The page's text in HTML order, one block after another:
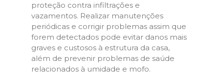
proteção contra infiltrações e
vazamentos. Realizar manutenções
periódicas e corrigir problemas assim que
forem detectados pode evitar danos mais
graves e custosos à estrutura da casa,
além de prevenir problemas de saúde
relacionados à umidade e mofo.